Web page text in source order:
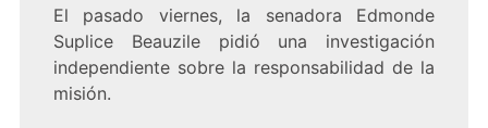
El pasado viernes, la senadora Edmonde
Suplice Beauzile pidió una investigación
independiente sobre la responsabilidad de la
misión.